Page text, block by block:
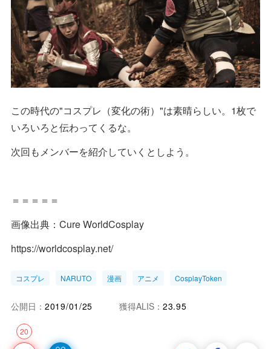
この時代の"コスプレ（変化の術）"は素晴らしい。1枚で
いろいろと伝わってくるな。
次回もメンバーを紹介していくとしよう。
＝＝＝＝＝
画像出典：Cure WorldCosplay
https://worldcosplay.net/
コスプレ NARUTO 漫画 アニメ CosplayToken
20
公開日： 2019/01/25 獲得ALIS： 23.95